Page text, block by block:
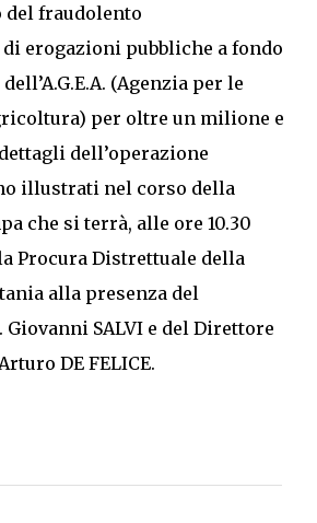
fraudolento
erogazioni pubbliche a fondo
(Agenzia per le
per oltre un milione e
dell’operazione
illustrati nel corso della
che si terrà, alle ore 10.30
Procura Distrettuale della
alla presenza del
SALVI e del Direttore
DE FELICE.